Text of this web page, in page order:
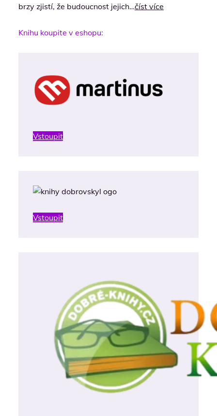
brzy zjistí, že budoucnost jejich…číst více
Knihu koupite v eshopu:
Vstoupit
Vstoupit